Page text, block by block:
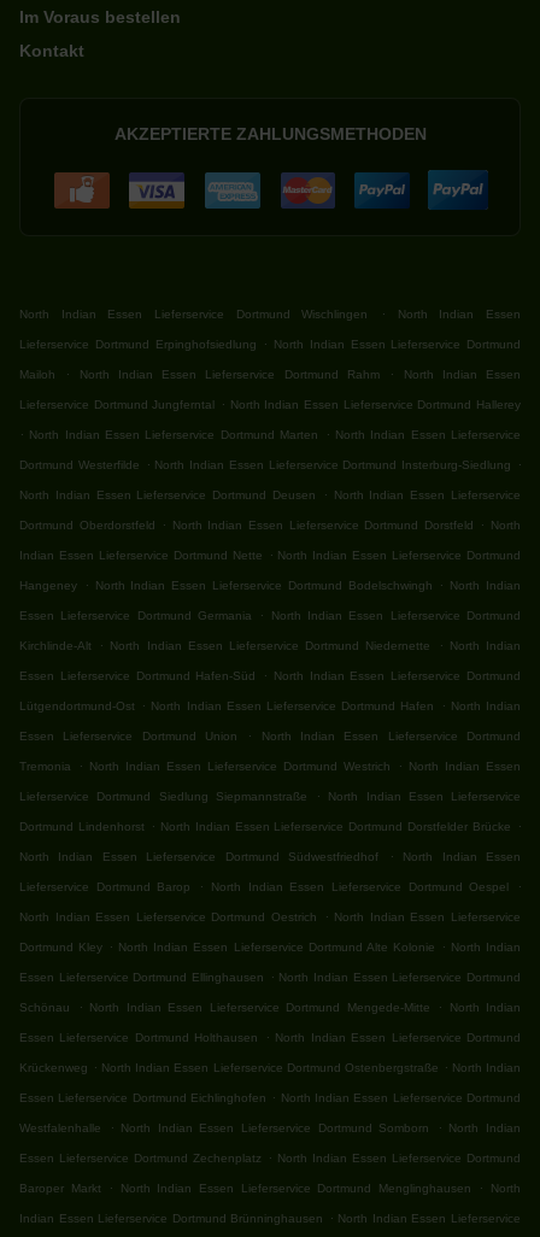
Im Voraus bestellen
Kontakt
AKZEPTIERTE ZAHLUNGSMETHODEN
North Indian Essen Lieferservice Dortmund Wischlingen . North Indian Essen
Lieferservice Dortmund Erpinghofsiedlung . North Indian Essen Lieferservice Dortmund
Mailoh . North Indian Essen Lieferservice Dortmund Rahm . North Indian Essen
Lieferservice Dortmund Jungferntal . North Indian Essen Lieferservice Dortmund Hallerey
. North Indian Essen Lieferservice Dortmund Marten . North Indian Essen Lieferservice
Dortmund Westerfilde . North Indian Essen Lieferservice Dortmund Insterburg-Siedlung .
North Indian Essen Lieferservice Dortmund Deusen . North Indian Essen Lieferservice
Dortmund Oberdorstfeld . North Indian Essen Lieferservice Dortmund Dorstfeld . North
Indian Essen Lieferservice Dortmund Nette . North Indian Essen Lieferservice Dortmund
Hangeney . North Indian Essen Lieferservice Dortmund Bodelschwingh . North Indian
Essen Lieferservice Dortmund Germania . North Indian Essen Lieferservice Dortmund
Kirchlinde-Alt . North Indian Essen Lieferservice Dortmund Niedernette . North Indian
Essen Lieferservice Dortmund Hafen-Süd . North Indian Essen Lieferservice Dortmund
Lütgendortmund-Ost . North Indian Essen Lieferservice Dortmund Hafen . North Indian
Essen Lieferservice Dortmund Union . North Indian Essen Lieferservice Dortmund
Tremonia . North Indian Essen Lieferservice Dortmund Westrich . North Indian Essen
Lieferservice Dortmund Siedlung Siepmannstraße . North Indian Essen Lieferservice
Dortmund Lindenhorst . North Indian Essen Lieferservice Dortmund Dorstfelder Brücke .
North Indian Essen Lieferservice Dortmund Südwestfriedhof . North Indian Essen
Lieferservice Dortmund Barop . North Indian Essen Lieferservice Dortmund Oespel .
North Indian Essen Lieferservice Dortmund Oestrich . North Indian Essen Lieferservice
Dortmund Kley . North Indian Essen Lieferservice Dortmund Alte Kolonie . North Indian
Essen Lieferservice Dortmund Ellinghausen . North Indian Essen Lieferservice Dortmund
Schönau . North Indian Essen Lieferservice Dortmund Mengede-Mitte . North Indian
Essen Lieferservice Dortmund Holthausen . North Indian Essen Lieferservice Dortmund
Krückenweg . North Indian Essen Lieferservice Dortmund Ostenbergstraße . North Indian
Essen Lieferservice Dortmund Eichlinghofen . North Indian Essen Lieferservice Dortmund
Westfalenhalle . North Indian Essen Lieferservice Dortmund Somborn . North Indian
Essen Lieferservice Dortmund Zechenplatz . North Indian Essen Lieferservice Dortmund
Baroper Markt . North Indian Essen Lieferservice Dortmund Menglinghausen . North
Indian Essen Lieferservice Dortmund Brünninghausen . North Indian Essen Lieferservice